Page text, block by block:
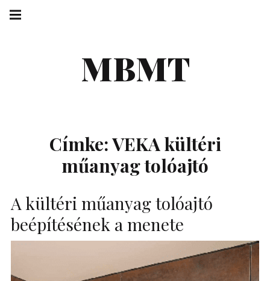
Skip
MBMT
navigation
Címke:VEKA kültéri
műanyag tolóajtó
A kültéri műanyag tolóajtó
beépítésének a menete